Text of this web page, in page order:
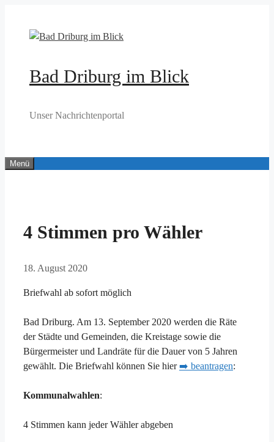
springen
Bad Driburg im Blick
Unser Nachrichtenportal
Menü
4 Stimmen pro Wähler
18. August 2020
Briefwahl ab sofort möglich
Bad Driburg. Am 13. September 2020 werden die Räte
der Städte und Gemeinden, die Kreistage sowie die
Bürgermeister und Landräte für die Dauer von 5 Jahren
gewählt. Die Briefwahl können Sie hier➡️ beantragen:
Kommunalwahlen:
4 Stimmen kann jeder Wähler abgeben